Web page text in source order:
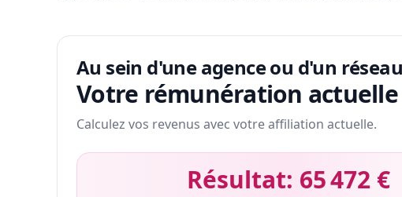
Au sein d'une agence ou d'un réseau
Votre rémunération actuelle
Calculez vos revenus avec votre affiliation actuelle.
Résultat: 65 472 €